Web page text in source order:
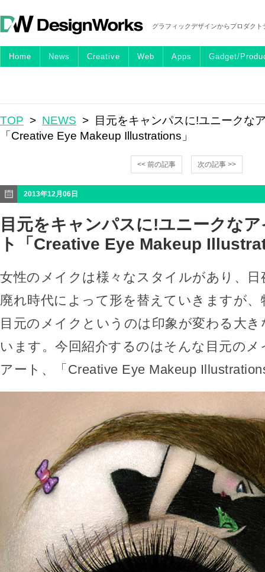
グラフィックデザインからプロダク
Home News Creative Web Apps Gadget/
TOP > NEWS > 目元をキャンパスに!ユニークな
「Creative Eye Makeup Illustrations」
<< 前の記事 次の記事 >>
2013年12月06日
目元をキャンパスに!ユニークな
ト「Creative Eye Makeup
女性のメイクは様々なスタイルがあり、日
廃れ時代によって形を替えていきますが
目元のメイクというのは印象が変わる大
います。今回紹介するのはそんな目元の
アート、「Creative Eye Makeup